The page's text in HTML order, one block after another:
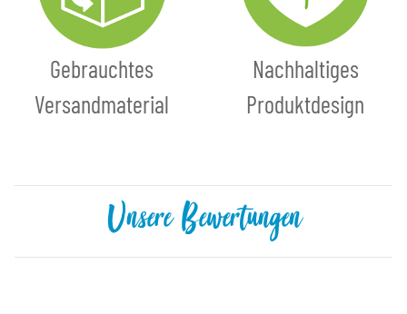
Gebrauchtes
Versandmaterial
Nachhaltiges
Produktdesign
Unsere Bewertungen